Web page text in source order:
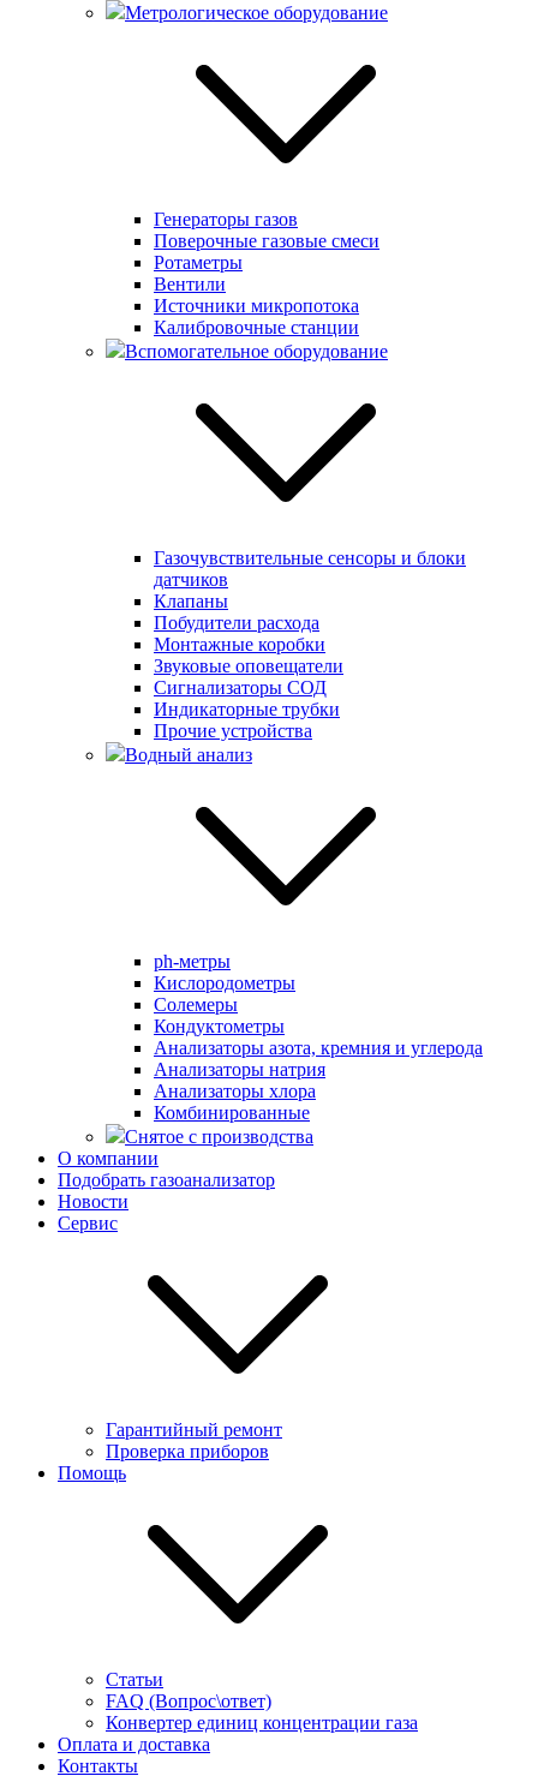
Метрологическое оборудование
Генераторы газов
Поверочные газовые смеси
Ротаметры
Вентили
Источники микропотока
Калибровочные станции
Вспомогательное оборудование
Газочувствительные сенсоры и блоки
датчиков
Клапаны
Побудители расхода
Монтажные коробки
Звуковые оповещатели
Сигнализаторы СОД
Индикаторные трубки
Прочие устройства
Водный анализ
ph-метры
Кислородометры
Солемеры
Кондуктометры
Анализаторы азота, кремния и углерода
Анализаторы натрия
Анализаторы хлора
Комбинированные
Снятое с производства
О компании
Подобрать газоанализатор
Новости
Сервис
Гарантийный ремонт
Проверка приборов
Помощь
Статьи
FAQ (Вопрос\ответ)
Конвертер единиц концентрации газа
Оплата и доставка
Контакты